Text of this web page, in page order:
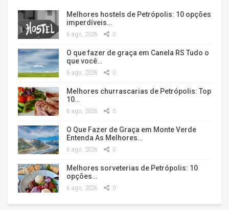
Melhores hostels de Petrópolis: 10 opções
imperdíveis…
6 ago, 2026 0
O que fazer de graça em Canela RS Tudo o
que você…
6 ago, 2026 0
Melhores churrascarias de Petrópolis: Top
10…
6 ago, 2026 0
O Que Fazer de Graça em Monte Verde
Entenda As Melhores…
6 ago, 2026 0
Melhores sorveterias de Petrópolis: 10
opções…
6 ago, 2026 0